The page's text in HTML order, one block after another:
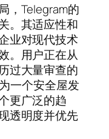
，Telegram的
。其适应性和
业对现代技术
。用户正在从
过大量审查的
一个安全屋发
更广泛的趋
透明度并优先